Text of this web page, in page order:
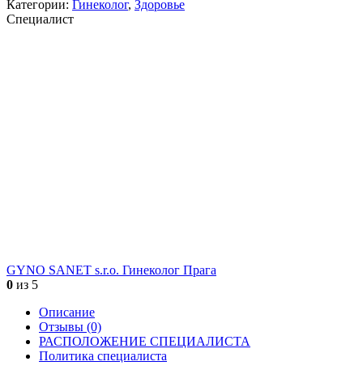
Категории: Гинеколог, Здоровье
Специалист
GYNO SANET s.r.o. Гинеколог Прага
0 из 5
Описание
Отзывы (0)
РАСПОЛОЖЕНИЕ СПЕЦИАЛИСТА
Политика специалиста